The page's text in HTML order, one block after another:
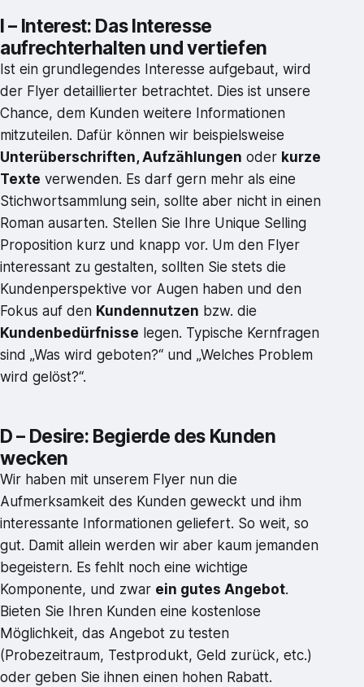
I – Interest: Das Interesse
aufrechterhalten und vertiefen
Ist ein grundlegendes Interesse aufgebaut, wird
der Flyer detaillierter betrachtet. Dies ist unsere
Chance, dem Kunden weitere Informationen
mitzuteilen. Dafür können wir beispielsweise
Unterüberschriften, Aufzählungen oder kurze
Texte verwenden. Es darf gern mehr als eine
Stichwortsammlung sein, sollte aber nicht in einen
Roman ausarten. Stellen Sie Ihre Unique Selling
Proposition kurz und knapp vor. Um den Flyer
interessant zu gestalten, sollten Sie stets die
Kundenperspektive vor Augen haben und den
Fokus auf den Kundennutzen bzw. die
Kundenbedürfnisse legen. Typische Kernfragen
sind „Was wird geboten?“ und „Welches Problem
wird gelöst?“.
D – Desire: Begierde des Kunden
wecken
Wir haben mit unserem Flyer nun die
Aufmerksamkeit des Kunden geweckt und ihm
interessante Informationen geliefert. So weit, so
gut. Damit allein werden wir aber kaum jemanden
begeistern. Es fehlt noch eine wichtige
Komponente, und zwar ein gutes Angebot.
Bieten Sie Ihren Kunden eine kostenlose
Möglichkeit, das Angebot zu testen
(Probezeitraum, Testprodukt, Geld zurück, etc.)
oder geben Sie ihnen einen hohen Rabatt.